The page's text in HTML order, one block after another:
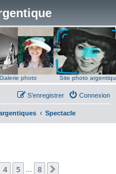
Galerie photo Site photo
Connexion
S’enregistrer
Spectacle
4 5 8